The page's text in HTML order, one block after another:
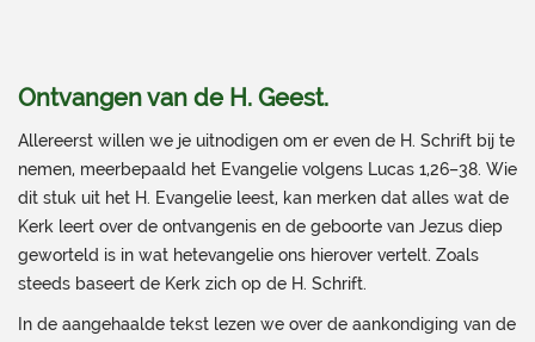
Ontvangen van de H. Geest.
Allereerst willen we je uitnodigen om er even de H. Schrift bij te
nemen, meerbepaald het Evangelie volgens Lucas 1,26–38. Wie
dit stuk uit het H. Evangelie leest, kan merken dat alles wat de
Kerk leert over de ontvangenis en de geboorte van Jezus diep
geworteld is in wat hetevangelie ons hierover vertelt. Zoals
steeds baseert de Kerk zich op de H. Schrift.
In de aangehaalde tekst lezen we over de aankondiging van de